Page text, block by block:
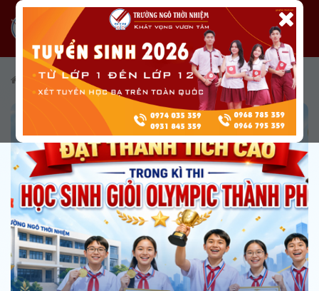
Tuyển sinh/Cẩm nang tuyển sinh